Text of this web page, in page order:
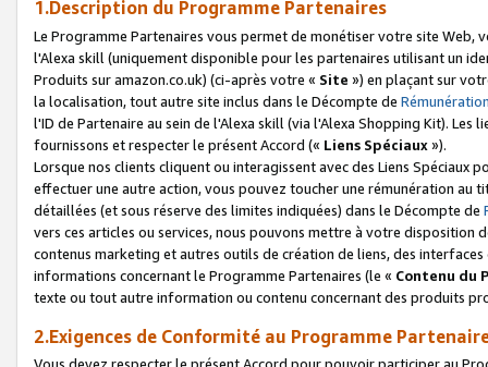
1.Description du Programme Partenaires
Le Programme Partenaires vous permet de monétiser votre site Web,
l'Alexa skill (uniquement disponible pour les partenaires utilisant un
Produits sur amazon.co.uk) (ci-après votre « Site ») en plaçant sur
la localisation, tout autre site inclus dans le Décompte de
l'ID de Partenaire au sein de l'Alexa skill (via l'Alexa Shopping Kit).
fournissons et respecter le présent Accord (« Liens Spéciaux»).
Lorsque nos clients cliquent ou interagissent avec des Liens Spéciaux
effectuer une autre action, vous pouvez toucher une rémunération
détaillées (et sous réserve des limites indiquées) dans le Décompte de
vers ces articles ou services, nous pouvons mettre à votre disposition
contenus marketing et autres outils de création de liens, des
informations concernant le Programme Partenaires (le « Contenu du
texte ou tout autre information ou contenu concernant des produits
2.Exigences de Conformité au Programme
Vous devez respecter le présent Accord pour pouvoir participer au